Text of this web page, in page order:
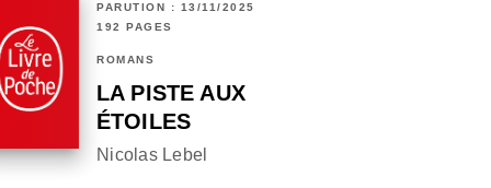
PARUTION : 13/11/2025
192 PAGES
ROMANS
LA PISTE AUX
ÉTOILES
Nicolas Lebel